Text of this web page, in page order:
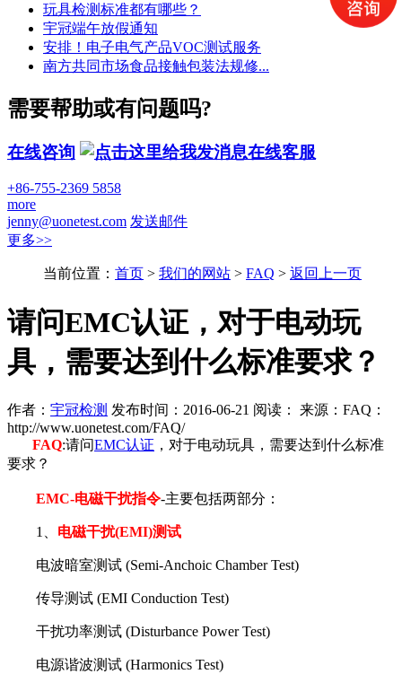
玩具检测标准都有哪些？
宇冠端午放假通知
安排！电子电气产品VOC测试服务
南方共同市场食品接触包装法规修...
需要帮助或有问题吗?
在线咨询 在线客服
+86-755-2369 5858
more
jenny@uonetest.com 发送邮件
更多>>
当前位置： 首页 > 我们的网站 > FAQ > 返回上一页
请问EMC认证，对于电动玩
具，需要达到什么标准要求？
作者： 宇冠检测 发布时间：2016-06-21 阅读：
来源：FAQ：
http://www.uonetest.com/FAQ/
FAQ:请问EMC认证 ，对于电动玩具，需要达到什么标准
要求？
EMC-电磁干扰指令-主要包括两部分：
1、 电磁干扰(EMI)测试
电波暗室测试 (Semi-Anchoic Chamber Test)
传导测试 (EMI Conduction Test)
干扰功率测试 (Disturbance Power Test)
电源谐波测试 (Harmonics Test)